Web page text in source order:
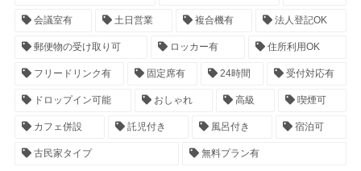
会議室有 土日営業 複合機有 法人登記OK
郵便物の受け取り可 ロッカー有 住所利用OK
フリードリンク有 固定席有 24時間 受付対応有
ドロップイン可能 おしゃれ 高級 喫煙可
カフェ併設 託児付き 風呂付き 宿泊可
古民家タイプ 無料プラン有